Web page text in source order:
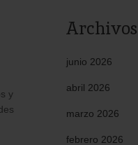
y
Archivos
junio 2026
abril 2026
marzo 2026
febrero 2026